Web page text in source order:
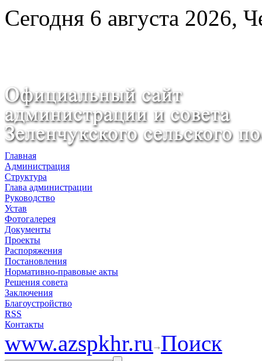
Сегодня 6 августа 2026,
Главная
Администрация
Структура
Глава администрации
Руководство
Устав
Фотогалерея
Документы
Проекты
Распоряжения
Постановления
Нормативно-правовые акты
Решения совета
Заключения
Благоустройство
RSS
Контакты
www.azspkhr.ru Поиск